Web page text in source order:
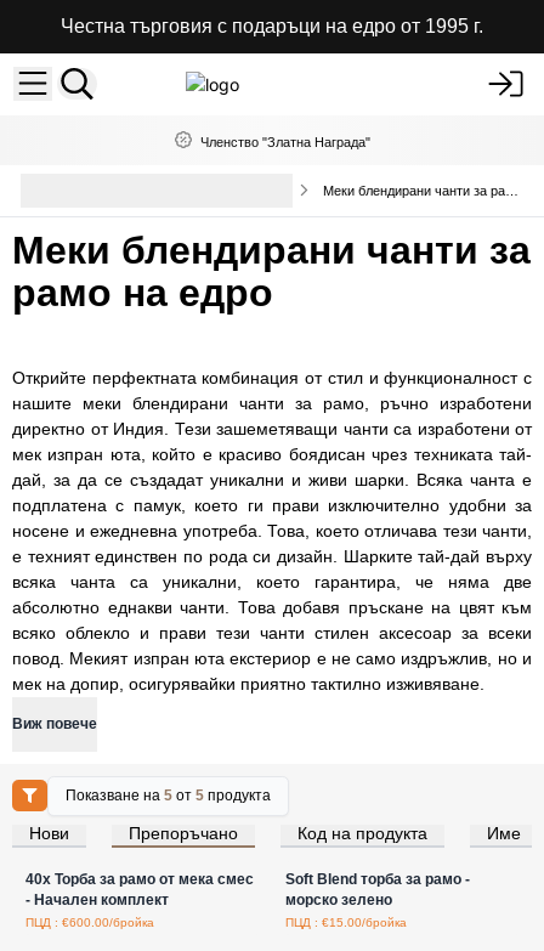
Честна търговия с подаръци на едро от 1995 г.
Членство "Златна Награда"
Меки блендирани чанти за
рамо на едро
Открийте перфектната комбинация от стил и функционалност с
нашите меки блендирани чанти за рамо, ръчно изработени
директно от Индия. Тези зашеметяващи чанти са изработени от
мек изпран юта, който е красиво боядисан чрез техниката тай-
дай, за да се създадат уникални и живи шарки. Всяка чанта е
подплатена с памук, което ги прави изключително удобни за
носене и ежедневна употреба. Това, което отличава тези чанти,
е техният единствен по рода си дизайн. Шарките тай-дай върху
всяка чанта са уникални, което гарантира, че няма две
абсолютно еднакви чанти. Това добавя пръскане на цвят към
всяко облекло и прави тези чанти стилен аксесоар за всеки
повод. Мекият изпран юта екстериор е не само издръжлив, но и
мек на допир, осигурявайки приятно тактилно изживяване.
Виж повече
Показване на5 от5 продукта
Нови Препоръчано Код на продукта Име
Влезте за цени на едро
40x Торба за рамо от мека смес
- Начален комплект
ПЦД : €600.00/бройка
Влезте за цени на едро
Soft Blend торба за рамо -
морско зелено
ПЦД : €15.00/бройка